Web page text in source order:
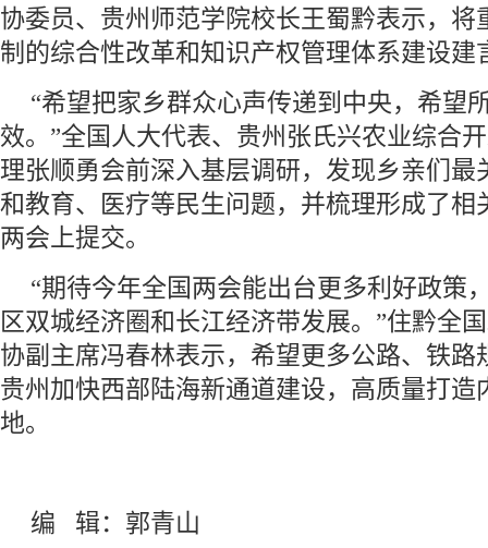
协委员、贵州师范学院校长王蜀黔表示，将
制的综合性改革和知识产权管理体系建设建
“希望把家乡群众心声传递到中央，希望
效。”全国人大代表、贵州张氏兴农业综合
理张顺勇会前深入基层调研，发现乡亲们最
和教育、医疗等民生问题，并梳理形成了相
两会上提交。
“期待今年全国两会能出台更多利好政策
区双城经济圈和长江经济带发展。”住黔全
协副主席冯春林表示，希望更多公路、铁路
贵州加快西部陆海新通道建设，高质量打造
地。
编 辑：郭青山